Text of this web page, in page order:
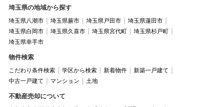
埼玉県の地域から探す
埼玉県八潮市 埼玉県蕨市 埼玉県戸田市
埼玉県蓮田市
埼玉県白岡市
埼玉県久喜市 埼玉県宮代町
埼玉県杉戸町
埼玉県幸手市
物件検索
こだわり条件検索 学区から検索 新着物件
新築一戸建て
中古一戸建て
マンション 土地
不動産売却について